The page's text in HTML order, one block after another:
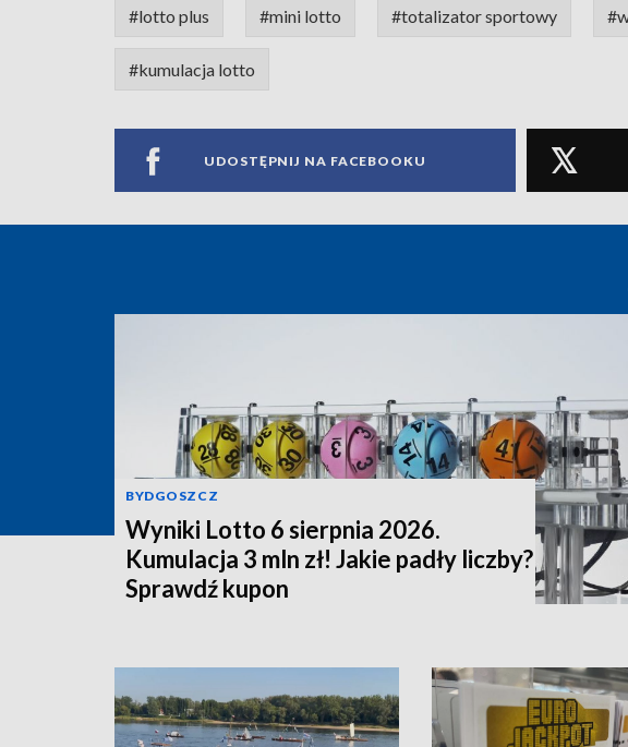
#lotto plus #mini lotto #totalizator sportowy
#kumulacja lotto
UDOSTĘPNIJ NA FACEBOOKU
BYDGOSZCZ
Wyniki Lotto 6 sierpnia 2026.
Kumulacja 3 mln zł! Jakie padły liczby?
Sprawdź kupon